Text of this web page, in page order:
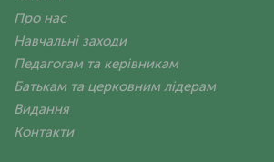
Про нас
Навчальні заходи
Педагогам та керівникам
Батькам та церковним лідерам
Видання
Контакти